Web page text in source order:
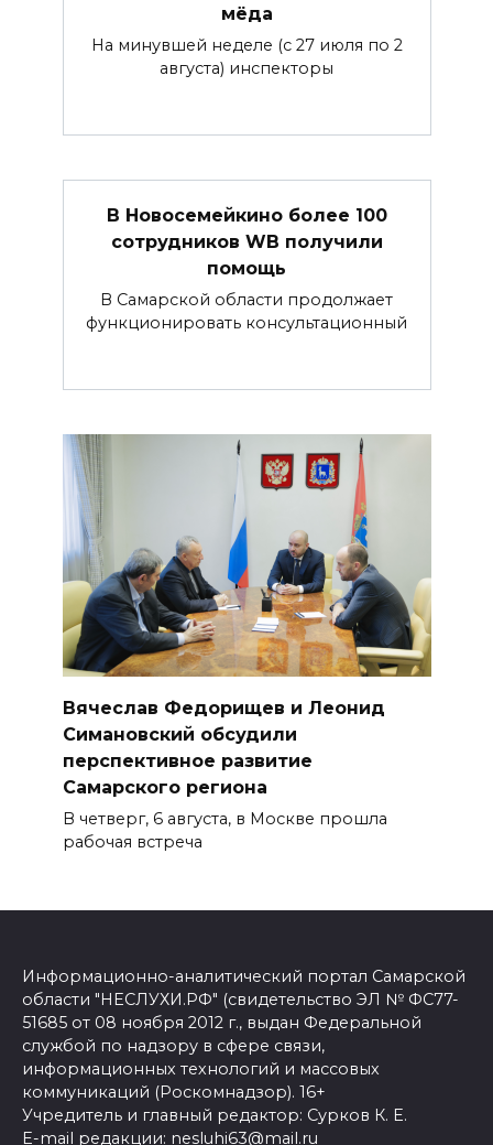
мёда
На минувшей неделе (с 27 июля по 2
августа) инспекторы
В Новосемейкино более 100
сотрудников WB получили
помощь
В Самарской области продолжает
функционировать консультационный
Вячеслав Федорищев и Леонид
Симановский обсудили
перспективное развитие
Самарского региона
В четверг, 6 августа, в Москве прошла
рабочая встреча
Информационно-аналитический портал Самарской
области "НЕСЛУХИ.РФ" (свидетельство ЭЛ № ФС77-
51685 от 08 ноября 2012 г., выдан Федеральной
службой по надзору в сфере связи,
информационных технологий и массовых
коммуникаций (Роскомнадзор). 16+
Учредитель и главный редактор: Сурков К. Е.
E-mail редакции: nesluhi63@mail.ru